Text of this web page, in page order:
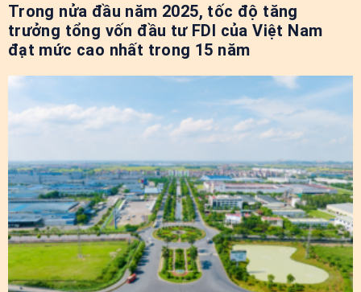
Trong nửa đầu năm 2025, tốc độ tăng
trưởng tổng vốn đầu tư FDI của Việt Nam
đạt mức cao nhất trong 15 năm